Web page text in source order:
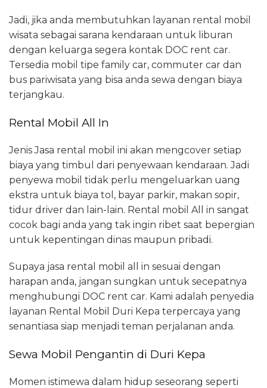
Jadi, jika anda membutuhkan layanan rental mobil
wisata sebagai sarana kendaraan untuk liburan
dengan keluarga segera kontak DOC rent car.
Tersedia mobil tipe family car, commuter car dan
bus pariwisata yang bisa anda sewa dengan biaya
terjangkau.
Rental Mobil All In
Jenis Jasa rental mobil ini akan mengcover setiap
biaya yang timbul dari penyewaan kendaraan. Jadi
penyewa mobil tidak perlu mengeluarkan uang
ekstra untuk biaya tol, bayar parkir, makan sopir,
tidur driver dan lain-lain. Rental mobil All in sangat
cocok bagi anda yang tak ingin ribet saat bepergian
untuk kepentingan dinas maupun pribadi.
Supaya jasa rental mobil all in sesuai dengan
harapan anda, jangan sungkan untuk secepatnya
menghubungi DOC rent car. Kami adalah penyedia
layanan Rental Mobil Duri Kepa terpercaya yang
senantiasa siap menjadi teman perjalanan anda.
Sewa Mobil Pengantin di Duri Kepa
Momen istimewa dalam hidup seseorang seperti